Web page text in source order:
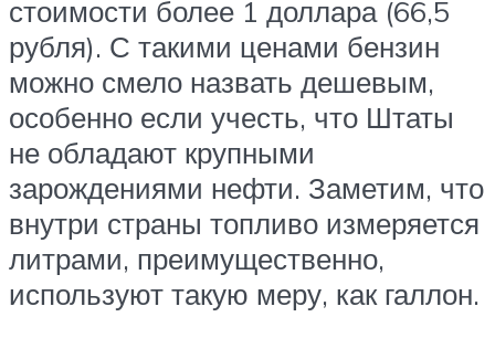
стоимости более 1 доллара (66,5
рубля). С такими ценами бензин
можно смело назвать дешевым,
особенно если учесть, что Штаты
не обладают крупными
зарождениями нефти. Заметим, что
внутри страны топливо измеряется
литрами, преимущественно,
используют такую меру, как галлон.